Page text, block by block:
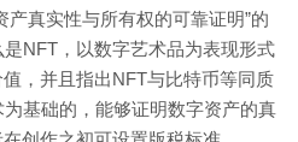
产真实性与所有权的可靠证明”的
NFT，以数字艺术品为表现形式
，并且指出NFT与比特币等同质
基础的，能够证明数字资产的真